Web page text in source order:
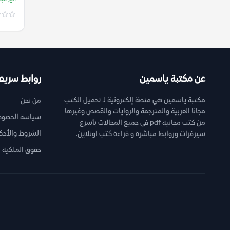
عن مكتبة ياسمين
مكتبة ياسمين هي منصة إلكترونية لـ تحميل الكتب
مجانا العربية والمترجمة والروايات والقصص وغيرها
من كتب مجانية pdf فى جميع المجالات بأسرع
سيرفرات وروابط مباشرة و قراءة كتب اونلاين.
روابط
من نحن
سياسة
الشروط
حقوق الملكية